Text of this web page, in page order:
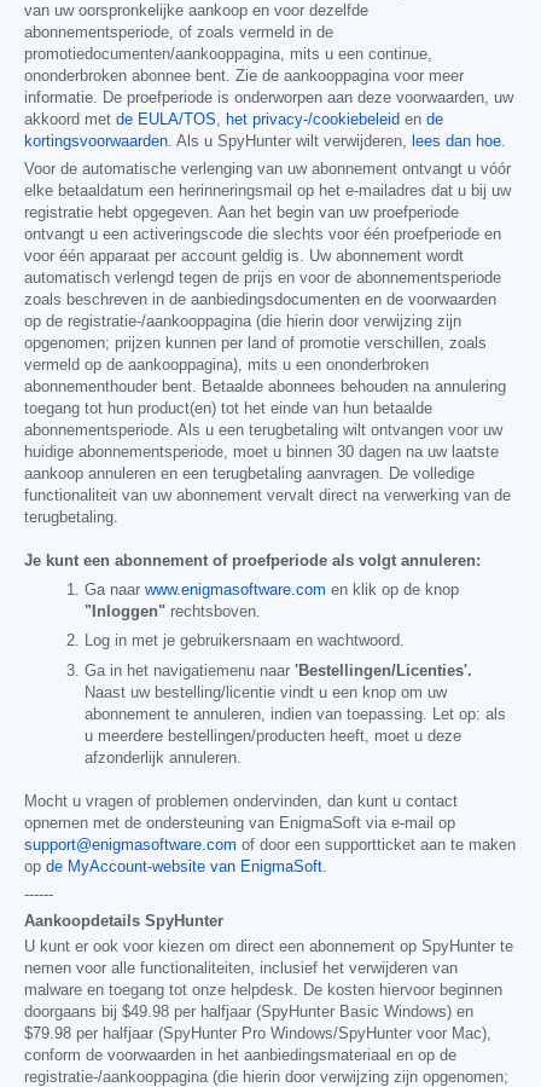
van uw oorspronkelijke aankoop en voor dezelfde
abonnementsperiode, of zoals vermeld in de
promotiedocumenten/aankooppagina, mits u een continue,
ononderbroken abonnee bent. Zie de aankooppagina voor meer
informatie. De proefperiode is onderworpen aan deze voorwaarden, uw
akkoord met de EULA/TOS, het privacy-/cookiebeleid en de
kortingsvoorwaarden. Als u SpyHunter wilt verwijderen, lees dan hoe.
Voor de automatische verlenging van uw abonnement ontvangt u vóór
elke betaaldatum een herinneringsmail op het e-mailadres dat u bij uw
registratie hebt opgegeven. Aan het begin van uw proefperiode
ontvangt u een activeringscode die slechts voor één proefperiode en
voor één apparaat per account geldig is. Uw abonnement wordt
automatisch verlengd tegen de prijs en voor de abonnementsperiode
zoals beschreven in de aanbiedingsdocumenten en de voorwaarden
op de registratie-/aankooppagina (die hierin door verwijzing zijn
opgenomen; prijzen kunnen per land of promotie verschillen, zoals
vermeld op de aankooppagina), mits u een ononderbroken
abonnementhouder bent. Betaalde abonnees behouden na annulering
toegang tot hun product(en) tot het einde van hun betaalde
abonnementsperiode. Als u een terugbetaling wilt ontvangen voor uw
huidige abonnementsperiode, moet u binnen 30 dagen na uw laatste
aankoop annuleren en een terugbetaling aanvragen. De volledige
functionaliteit van uw abonnement vervalt direct na verwerking van de
terugbetaling.
Je kunt een abonnement of proefperiode als volgt annuleren:
Ga naar www.enigmasoftware.com en klik op de knop
"Inloggen" rechtsboven.
Log in met je gebruikersnaam en wachtwoord.
Ga in het navigatiemenu naar 'Bestellingen/Licenties'.
Naast uw bestelling/licentie vindt u een knop om uw
abonnement te annuleren, indien van toepassing. Let op: als
u meerdere bestellingen/producten heeft, moet u deze
afzonderlijk annuleren.
Mocht u vragen of problemen ondervinden, dan kunt u contact
opnemen met de ondersteuning van EnigmaSoft via e-mail op
support@enigmasoftware.com of door een supportticket aan te maken
op de MyAccount-website van EnigmaSoft
------
Aankoopdetails SpyHunter
U kunt er ook voor kiezen om direct een abonnement op SpyHunter te
nemen voor alle functionaliteiten, inclusief het verwijderen van
malware en toegang tot onze helpdesk. De kosten hiervoor beginnen
doorgaans bij $49.98 per halfjaar (SpyHunter Basic Windows) en
$79.98 per halfjaar (SpyHunter Pro Windows/SpyHunter voor Mac),
conform de voorwaarden in het aanbiedingsmateriaal en op de
registratie-/aankooppagina (die hierin door verwijzing zijn opgenomen;